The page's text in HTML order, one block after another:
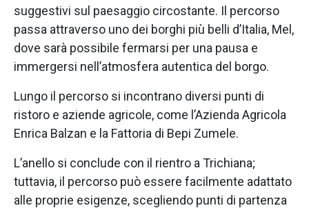
suggestivi sul paesaggio circostante. Il percorso
passa attraverso uno dei borghi più belli d’Italia, Mel,
dove sarà possibile fermarsi per una pausa e
immergersi nell’atmosfera autentica del borgo.
Lungo il percorso si incontrano diversi punti di
ristoro e aziende agricole, come l’Azienda Agricola
Enrica Balzan e la Fattoria di Bepi Zumele.
L’anello si conclude con il rientro a Trichiana;
tuttavia, il percorso può essere facilmente adattato
alle proprie esigenze, scegliendo punti di partenza